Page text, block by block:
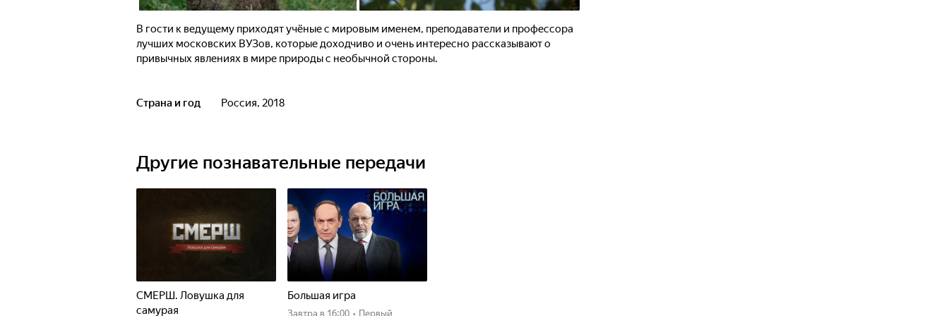
В гости к ведущему приходят учёные с мировым именем, преподаватели и профессора
лучших московских ВУЗов, которые доходчиво и очень интересно рассказывают о
привычных явлениях в мире природы с необычной стороны.
Страна и год Россия, 2018
Другие познавательные передачи
СМЕРШ. Ловушка для
самурая
Большая игра
Завтра в 16:00 • Первый